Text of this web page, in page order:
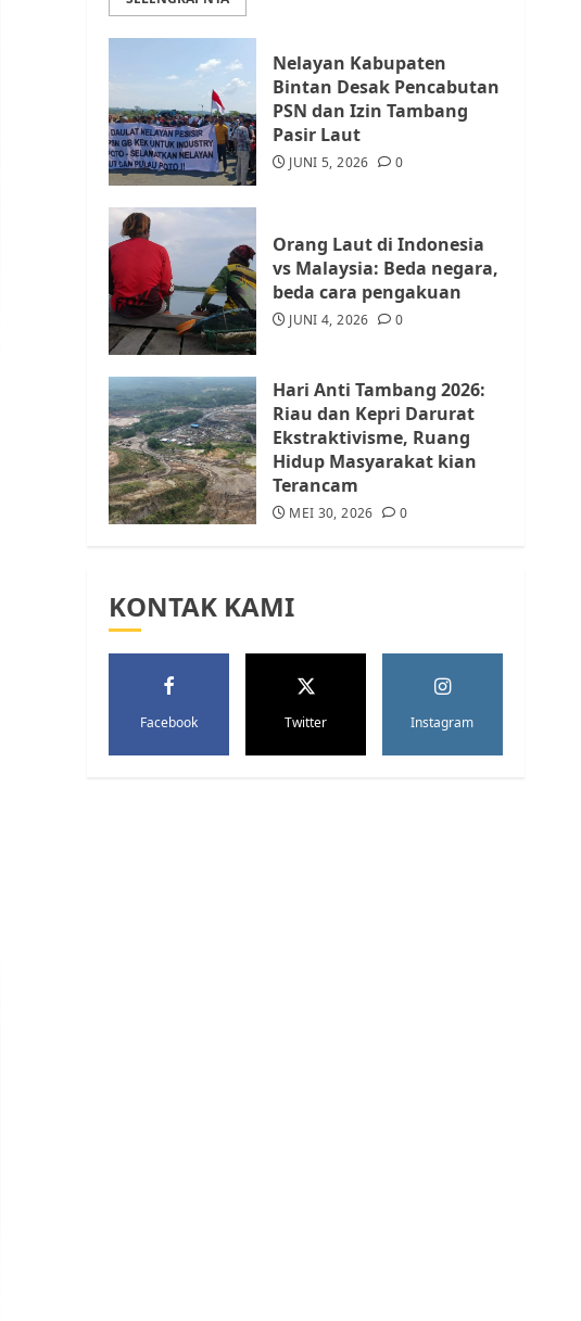
3
4
Warga Rempang Ajukan
Audiensi dengan Wali
Kota Batam, Soroti
Aktivitas yang Resahkan
Warga
5
Tim Advokasi Desak BP
Batam Berhenti
Merampas Tanah Warga
Rempang
Nelayan Kabupaten
Bintan Desak Pencabutan
PSN dan Izin Tambang
Pasir Laut
JUNI 5, 2026 0
Orang Laut di Indonesia
vs Malaysia: Beda negara,
beda cara pengakuan
JUNI 4, 2026 0
Hari Anti Tambang 2026:
Riau dan Kepri Darurat
Ekstraktivisme, Ruang
Hidup Masyarakat kian
Terancam
MEI 30, 2026 0
KONTAK KAMI
Facebook Twitter Instagram